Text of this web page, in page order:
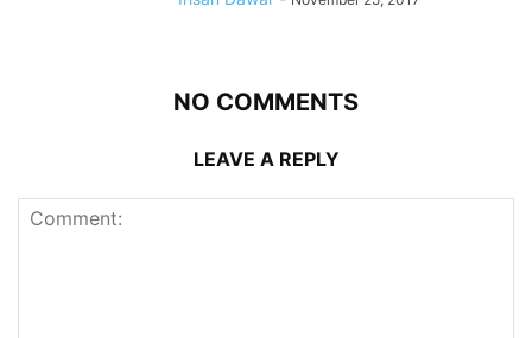
NO COMMENTS
LEAVE A REPLY